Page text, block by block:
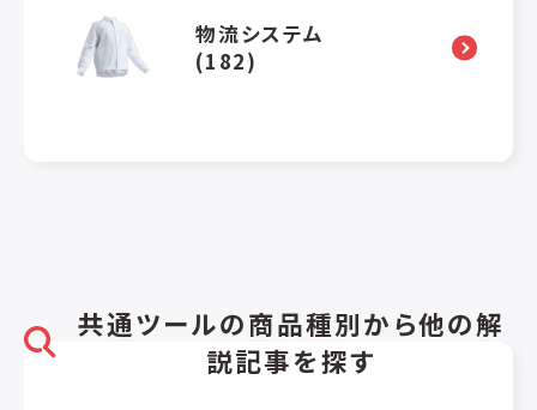
物流システム
(182)
共通ツールの商品種別から他の解
説記事を探す